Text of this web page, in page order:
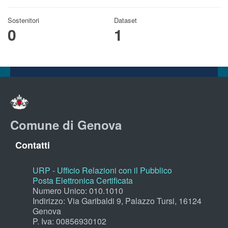
Sostenitori
0
Dataset
1
Comune di Genova
Contatti
URP - Ufficio Relazioni con il Pubblico
Posta Elettronica Certificata
Numero Unico: 010.1010
Indirizzo: Via Garibaldi 9, Palazzo Tursi, 16124
Genova
P. Iva: 00856930102